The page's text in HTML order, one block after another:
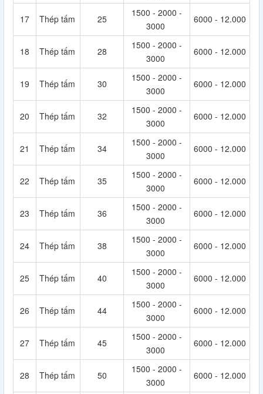
17 Thép tấm 25
1500 - 2000 -
3000
6000 - 12.000
18 Thép tấm 28
1500 - 2000 -
3000
6000 - 12.000
19 Thép tấm 30
1500 - 2000 -
3000
6000 - 12.000
20 Thép tấm 32
1500 - 2000 -
3000
6000 - 12.000
21 Thép tấm 34
1500 - 2000 -
3000
6000 - 12.000
22 Thép tấm 35
1500 - 2000 -
3000
6000 - 12.000
23 Thép tấm 36
1500 - 2000 -
3000
6000 - 12.000
24 Thép tấm 38
1500 - 2000 -
3000
6000 - 12.000
25 Thép tấm 40
1500 - 2000 -
3000
6000 - 12.000
26 Thép tấm 44
1500 - 2000 -
3000
6000 - 12.000
27 Thép tấm 45
1500 - 2000 -
3000
6000 - 12.000
28 Thép tấm 50
1500 - 2000 -
3000
6000 - 12.000